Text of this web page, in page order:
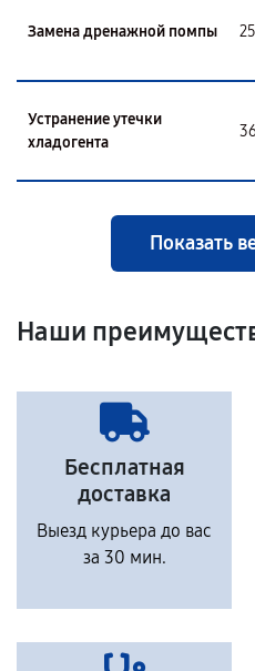
Замена дренажной помпы
Устранение утечки
хладогента
Показать
Наши
Бесплатная
доставка
Выезд курьера до вас
за 30 мин.